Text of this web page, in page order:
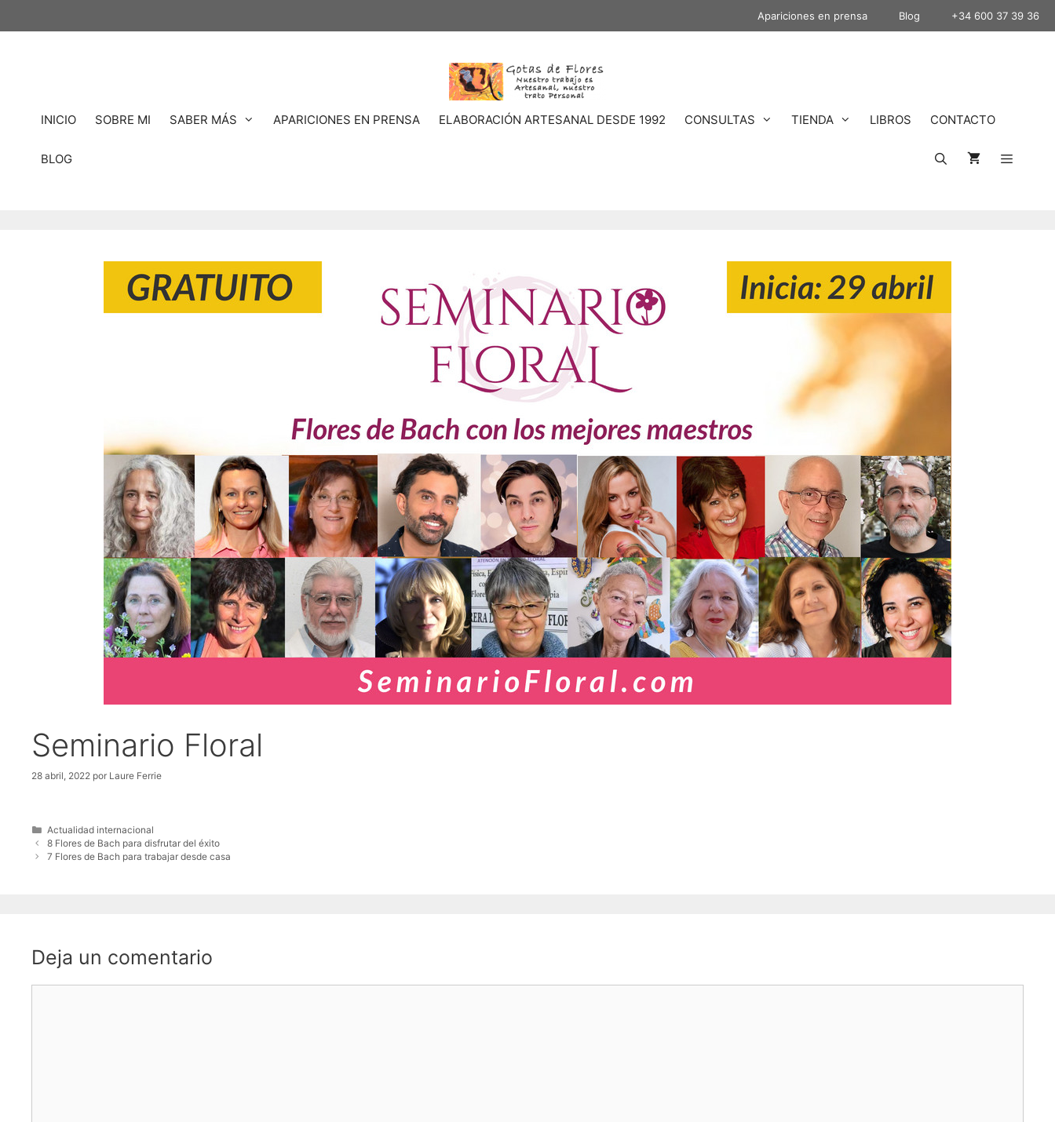
Apariciones en prensa Blog +34 600 37 39 36
INICIO SOBRE MI SABER MÁS APARICIONES EN PRENSA ELABORACIÓN ARTESANAL DESDE 1992 CONSULTAS TIENDA LIBROS CONTACTO
BLOG
Seminario Floral
28 abril, 2022 por Laure Ferrie
Categorías
Actualidad internacional
8 Flores de Bach para disfrutar del éxito
7 Flores de Bach para trabajar desde casa
Deja un comentario